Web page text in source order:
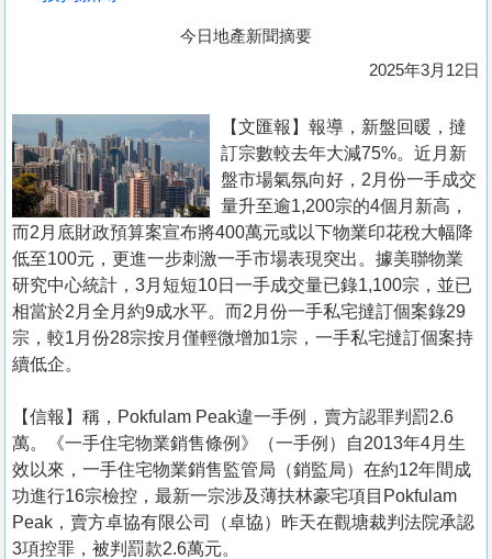
置
業
手
冊
關
於
我
們
今日地產新聞摘要
2025年3月12日
【文匯報】報導，新盤回暖，撻
訂宗數較去年大減75%。近月新
盤市場氣氛向好，2月份一手成交
量升至逾1,200宗的4個月新高，
而2月底財政預算案宣布將400萬元或以下物業印花稅大幅降
低至100元，更進一步刺激一手市場表現突出。據美聯物業
研究中心統計，3月短短10日一手成交量已錄1,100宗，並已
相當於2月全月約9成水平。而2月份一手私宅撻訂個案錄29
宗，較1月份28宗按月僅輕微增加1宗，一手私宅撻訂個案持
續低企。
【信報】稱，Pokfulam Peak違一手例，賣方認罪判罰2.6
萬。《一手住宅物業銷售條例》（一手例）自2013年4月生
效以來，一手住宅物業銷售監管局（銷監局）在約12年間成
功進行16宗檢控，最新一宗涉及薄扶林豪宅項目Pokfulam
Peak，賣方卓協有限公司（卓協）昨天在觀塘裁判法院承認
3項控罪，被判罰款2.6萬元。